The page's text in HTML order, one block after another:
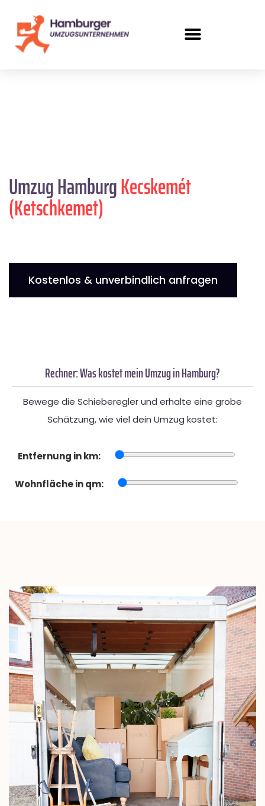
Umzug HamburgKecskemét
(Ketschkemet)
Kostenlos & unverbindlich anfragen
Rechner: Was kostet mein Umzug in Hamburg?
Bewege die Schieberegler und erhalte eine grobe
Schätzung, wie viel dein Umzug kostet:
Entfernung in km:
Wohnfläche in qm: